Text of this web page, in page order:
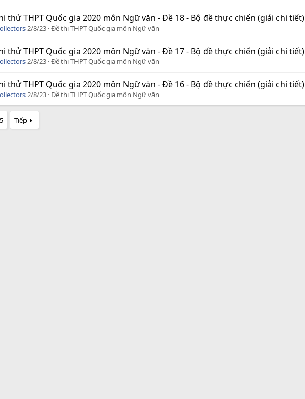
thử THPT Quốc gia 2020 môn Ngữ văn - Đề 18 - Bộ đề thực chiến (giải chi tiết)
2/8/23 Đề thi THPT Quốc gia môn Ngữ văn
thử THPT Quốc gia 2020 môn Ngữ văn - Đề 17 - Bộ đề thực chiến (giải chi tiết)
2/8/23 Đề thi THPT Quốc gia môn Ngữ văn
thử THPT Quốc gia 2020 môn Ngữ văn - Đề 16 - Bộ đề thực chiến (giải chi tiết)
2/8/23 Đề thi THPT Quốc gia môn Ngữ văn
Tiếp